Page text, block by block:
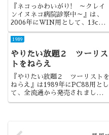
『ネコっかわいがり! ～クレイ
ンイヌネコ病院診察中～』は、
2006年にWIN用として、13cm
から発売されました。萌えから鬱
へ。落差の激しい作品でしたね。
1989
やりたい放題２ ツーリス
トをねらえ
『やりたい放題２ ツーリストを
ねらえ』は1989年にPC88用とし
て、全流通から発売されました。
やりたい放題シリーズの第2弾で